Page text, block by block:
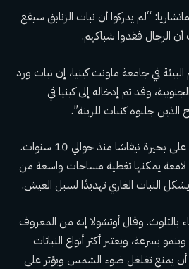
“لم يدركوا أن نبات الزنابق سيقع
الرجال فقدوا شباكهم.
في جامعة ماونت كينيا، إن نبات ورد
وقد تم إدخاله إلى كينيا في
جلبوه كنبات للزينة”.
شوهد صفير الماء لأول مرة على بحيرة نيفاشا منذ حوالي 10 سنوات.
يمكنها تغطية مساحات واسعة من
يشكل النبات الغازي تهديدًا لسبل العيش.
بالتلوث. وقال أوتشولا إنه من المعروف
بسرعة، ويعتبر أكثر أنواع النباتات
أن يمنع تغلغل ضوء الشمس ويؤثر على